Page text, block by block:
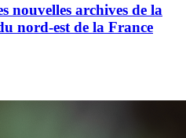
nouvelles archives de la
nord-est de la France